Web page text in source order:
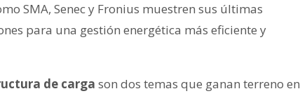
SMA, Senec y Fronius muestren sus últimas
para una gestión energética más eficiente y
de carga son dos temas que ganan terreno en